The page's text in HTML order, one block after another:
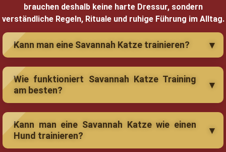
brauchen deshalb keine harte Dressur, sondern
verständliche Regeln, Rituale und ruhige Führung im Alltag.
Kann man eine Savannah Katze trainieren?
Wie funktioniert Savannah Katze Training
am besten?
Kann man eine Savannah Katze wie einen
Hund trainieren?